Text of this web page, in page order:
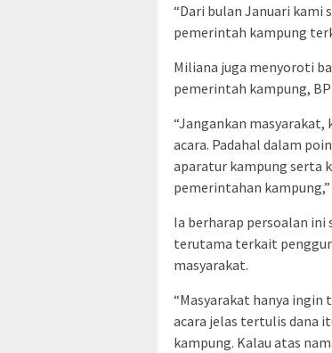
“Dari bulan Januari kami
pemerintah kampung
Miliana juga menyoroti
pemerintah kampung,
“Jangankan
acara. Padahal dalam
aparatur kampung serta
pemerintahan
Ia berharap persoalan ini
terutama terkait
masyarakat.
“Masyarakat hanya ingin
acara jelas tertulis dana
kampung. Kalau atas